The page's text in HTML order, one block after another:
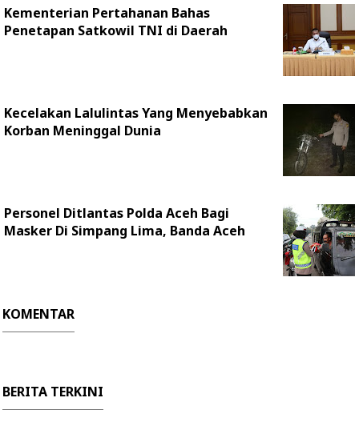
Kementerian Pertahanan Bahas
Penetapan Satkowil TNI di Daerah
Kecelakan Lalulintas Yang Menyebabkan
Korban Meninggal Dunia
Personel Ditlantas Polda Aceh Bagi
Masker Di Simpang Lima, Banda Aceh
KOMENTAR
BERITA TERKINI